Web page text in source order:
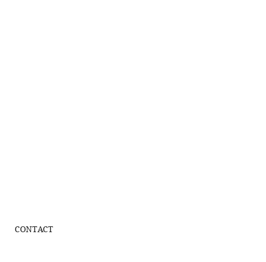
CONTACT